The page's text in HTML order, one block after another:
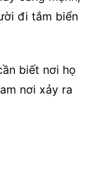
đi tắm biển
biết nơi họ
nơi xảy ra